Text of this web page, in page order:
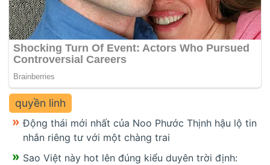
quyền linh
Động thái mới nhất của Noo Phước Thịnh hậu lộ tin
nhắn riêng tư với một chàng trai
Sao Việt này hot lên đúng kiểu duyên trời định: